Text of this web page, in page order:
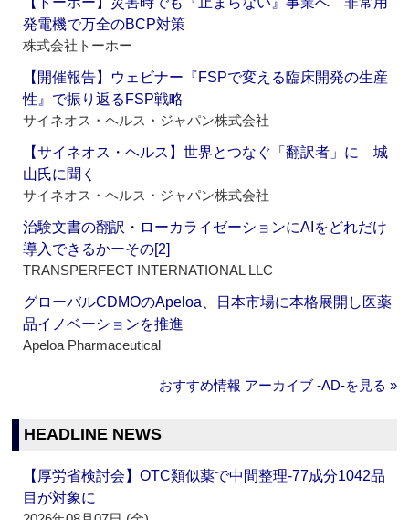
発電機で万全のBCP対策
株式会社トーホー
【開催報告】ウェビナー『FSPで変える臨床開発の生産
性』で振り返るFSP戦略
サイネオス・ヘルス・ジャパン株式会社
【サイネオス・ヘルス】世界とつなぐ「翻訳者」に 城
山氏に聞く
サイネオス・ヘルス・ジャパン株式会社
治験文書の翻訳・ローカライゼーションにAIをどれだけ
導入できるかーその[2]
TRANSPERFECT INTERNATIONAL LLC
グローバルCDMOのApeloa、日本市場に本格展開し医薬
品イノベーションを推進
Apeloa Pharmaceutical
おすすめ情報 アーカイブ ‐AD‐を見る »
HEADLINE NEWS
【厚労省検討会】OTC類似薬で中間整理‐77成分1042品
目が対象に